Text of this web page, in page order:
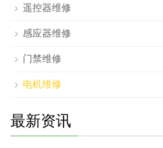
遥控器维修
感应器维修
门禁维修
电机维修
最新资讯